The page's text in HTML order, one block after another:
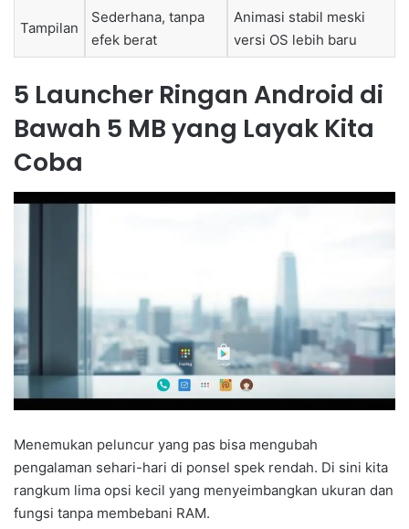
Tampilan
Sederhana, tanpa
efek berat
Animasi stabil meski
versi OS lebih baru
5 Launcher Ringan Android di
Bawah 5 MB yang Layak Kita
Coba
Menemukan peluncur yang pas bisa mengubah
pengalaman sehari-hari di ponsel spek rendah. Di sini kita
rangkum lima opsi kecil yang menyeimbangkan ukuran dan
fungsi tanpa membebani RAM.